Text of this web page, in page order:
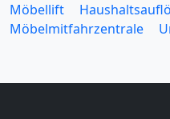
Möbellift
Möbelmitfahrzentrale